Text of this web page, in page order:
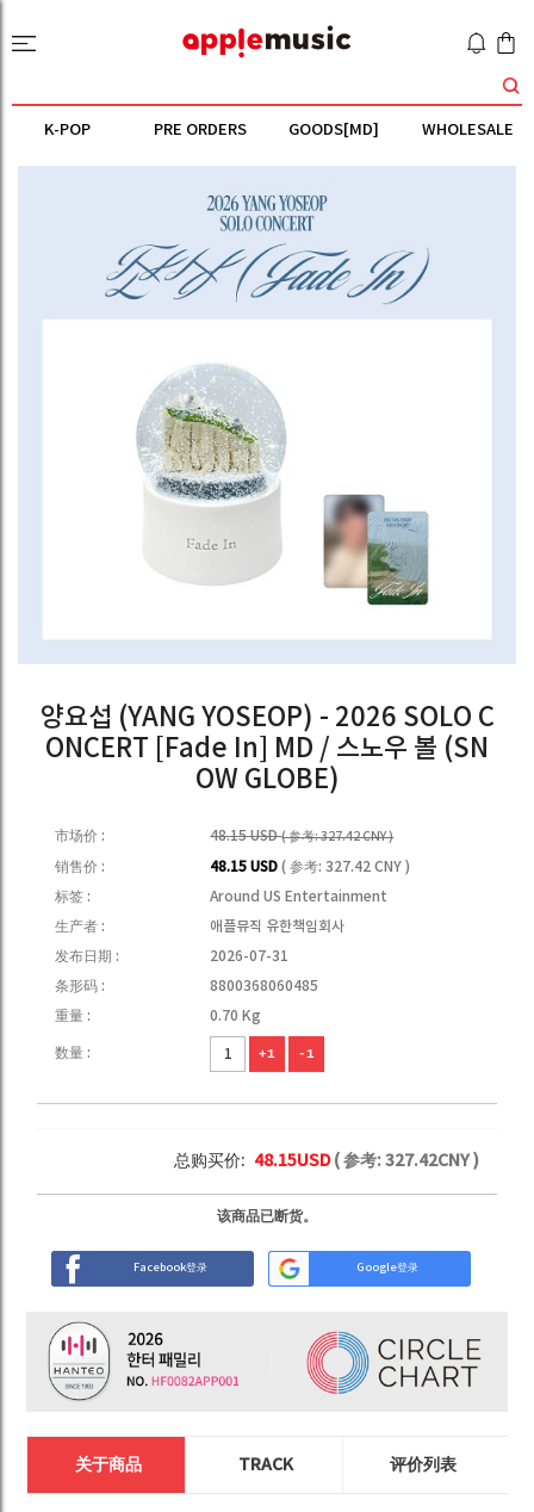
K-POP PRE ORDERS GOODS[MD] WHOLESALE
양요섭 (YANG YOSEOP) - 2026 SOLO C
ONCERT [Fade In] MD / 스노우 볼 (SN
OW GLOBE)
市场价 : 48.15 USD( 参考: 327.42 CNY )
销售价 : 48.15 USD( 参考: 327.42 CNY )
标签 :
Around US Entertainment
生产者 :
애플뮤직 유한책임회사
发布日期 :
2026-07-31
条形码 :
8800368060485
重量 :
0.70 Kg
数量 : +1 -1
总购买价: 48.15USD( 参考:327.42CNY )
该商品已断货。
Facebook登录 Google登录
关于商品 TRACK 评价列表